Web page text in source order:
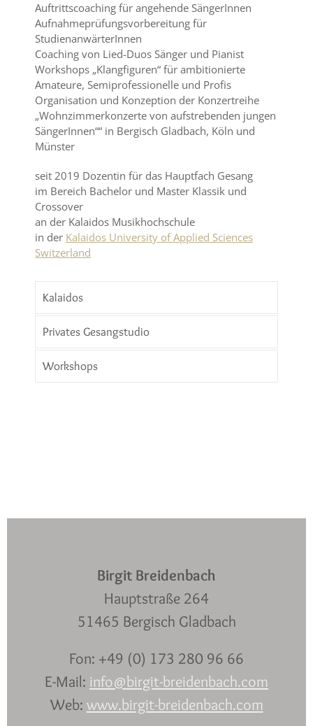
Auftrittscoaching für angehende SängerInnen
Aufnahmeprüfungsvorbereitung für
StudienanwärterInnen
Coaching von Lied-Duos Sänger und Pianist
Workshops „Klangfiguren“ für ambitionierte
Amateure, Semiprofessionelle und Profis
Organisation und Konzeption der Konzertreihe
„Wohnzimmerkonzerte von aufstrebenden jungen
SängerInnen““ in Bergisch Gladbach, Köln und
Münster
seit 2019 Dozentin für das Hauptfach Gesang
im Bereich Bachelor und Master Klassik und
Crossover
an der Kalaidos Musikhochschule
in der Kalaidos University of Applied Sciences
Switzerland
Kalaidos
Privates Gesangstudio
Workshops
Birgit Breidenbach
Hauptstraße 264
51465 Bergisch Gladbach
Fon: +49 (0) 173 280 96 66
E-Mail: info@birgit-breidenbach.com
Web: www.birgit-breidenbach.com